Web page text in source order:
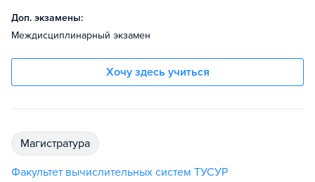
Доп. экзамены:
Междисциплинарный экзамен
Хочу здесь учиться
магистратура
Факультет вычислительных систем ТУСУР